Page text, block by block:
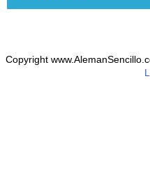
Copyright